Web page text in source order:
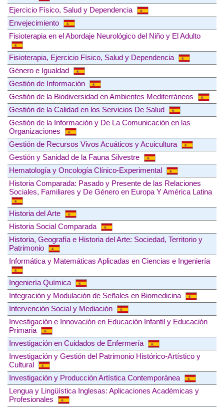
Ejercicio Físico, Salud y Dependencia
Envejecimiento
Fisioterapia en el Abordaje Neurológico del Niño y El Adulto
Fisioterapia, Ejercicio Físico, Salud y Dependencia
Género e Igualdad
Gestión de Información
Gestión de la Biodiversidad en Ambientes Mediterráneos
Gestión de la Calidad en los Servicios De Salud
Gestión de la Información y De La Comunicación en las
Organizaciones
Gestión de Recursos Vivos Acuáticos y Acuicultura
Gestión y Sanidad de la Fauna Silvestre
Hematología y Oncología Clínico-Experimental
Historia Comparada: Pasado y Presente de las Relaciones
Sociales, Familiares y De Género en Europa Y América Latina
Historia del Arte
Historia Social Comparada
Historia, Geografía e Historia del Arte: Sociedad, Territorio y
Patrimonio
Informática y Matemáticas Aplicadas en Ciencias e Ingeniería
Ingeniería Química
Integración y Modulación de Señales en Biomedicina
Intervención Social y Mediación
Investigación e Innovación en Educación Infantil y Educación
Primaria
Investigación en Cuidados de Enfermería
Investigación y Gestión del Patrimonio Histórico-Artístico y
Cultural
Investigación y Producción Artística Contemporánea
Lengua y Lingüística Inglesas: Aplicaciones Académicas y
Profesionales